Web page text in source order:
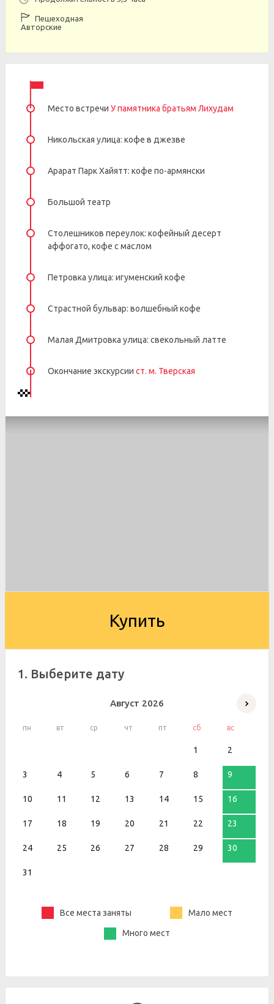
Пешеходная
Авторские
Место встречи У памятника братьям Лихудам
Никольская улица: кофе в джезве
Арарат Парк Хайятт: кофе по-армянски
Большой театр
Столешников переулок: кофейный десерт
аффогато, кофе с маслом
Петровка улица: игуменский кофе
Страстной бульвар: волшебный кофе
Малая Дмитровка улица: свекольный латте
Окончание экскурсии ст. м. Тверская
Купить
1. Выберите дату
Август 2026
пн вт ср чт пт сб вс
1 2
3 4 5 6 7 8 9
10 11 12 13 14 15 16
17 18 19 20 21 22 23
24 25 26 27 28 29 30
31
Все места заняты Мало мест
Много мест